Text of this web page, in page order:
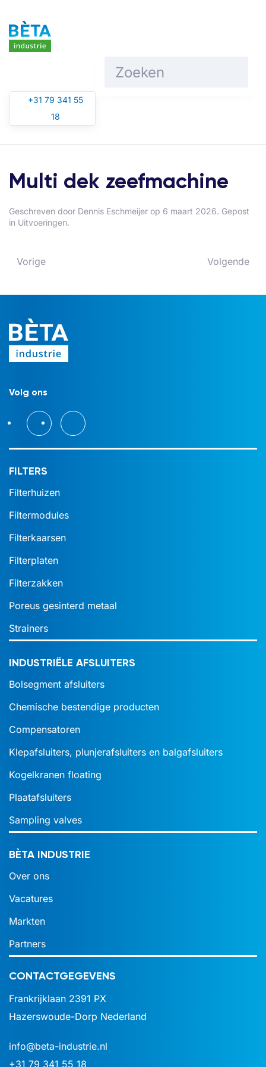
Overslaan en naar de inhoud gaan
+31 79 341 55
18
Multi dek zeefmachine
Geschreven door Dennis Eschmeijer op 6 maart 2026. Gepost
in Uitvoeringen.
Vorige Volgende
Volg ons
FILTERS
Filterhuizen
Filtermodules
Filterkaarsen
Filterplaten
Filterzakken
Poreus gesinterd metaal
Strainers
INDUSTRIËLE AFSLUITERS
Bolsegment afsluiters
Chemische bestendige producten
Compensatoren
Klepafsluiters, plunjerafsluiters en balgafsluiters
Kogelkranen floating
Plaatafsluiters
Sampling valves
BÈTA INDUSTRIE
Over ons
Vacatures
Markten
Partners
CONTACTGEGEVENS
Frankrijklaan 2391 PX
Hazerswoude-Dorp Nederland
info@beta-industrie.nl
+31 79 341 55 18